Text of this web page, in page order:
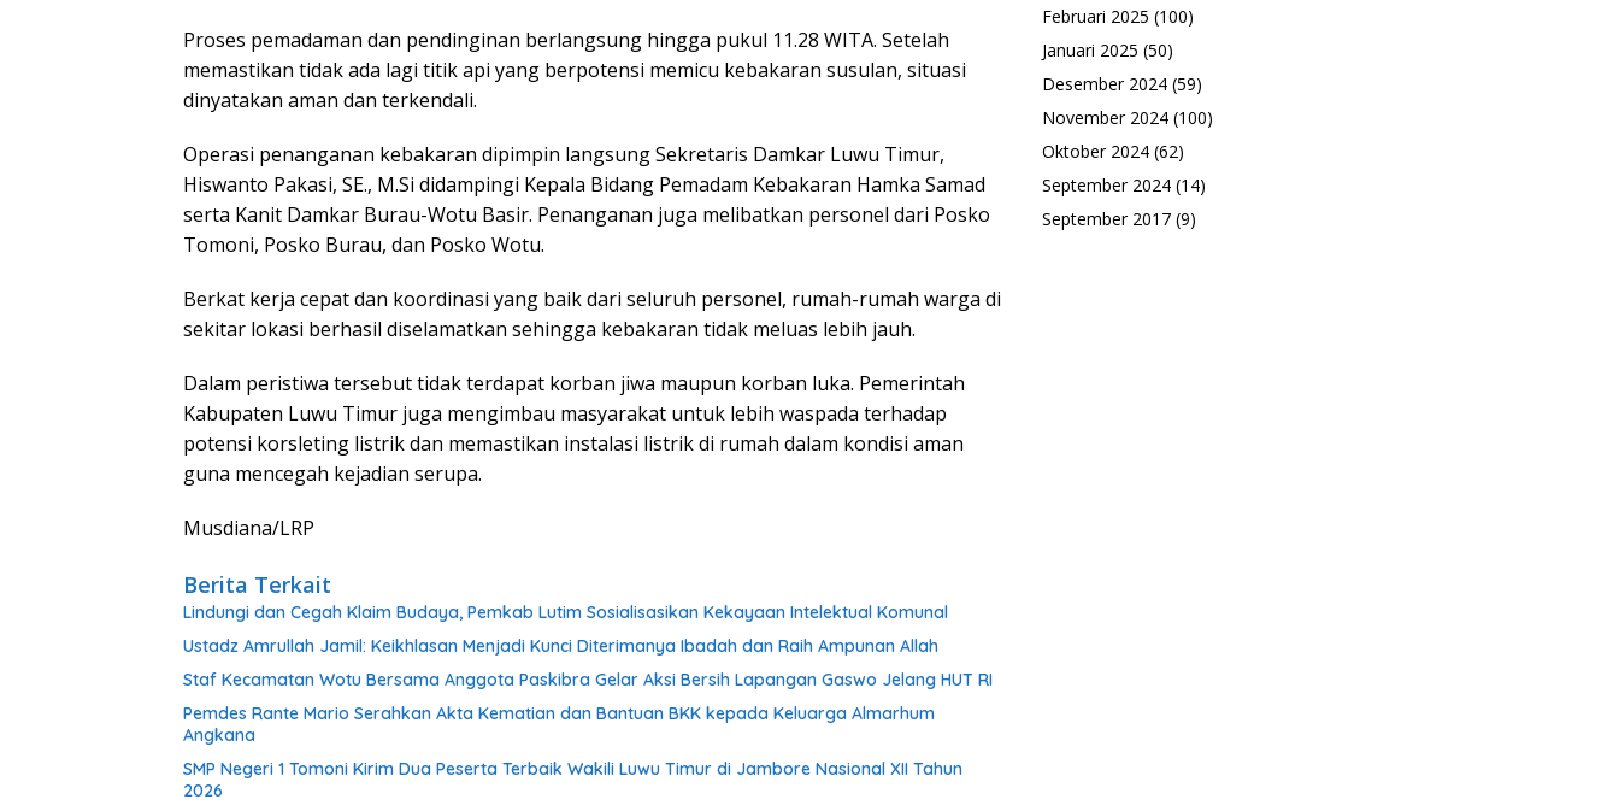
Proses pemadaman dan pendinginan berlangsung hingga pukul 11.28 WITA. Setelah
memastikan tidak ada lagi titik api yang berpotensi memicu kebakaran susulan, situasi
dinyatakan aman dan terkendali.
Operasi penanganan kebakaran dipimpin langsung Sekretaris Damkar Luwu Timur,
Hiswanto Pakasi, SE., M.Si didampingi Kepala Bidang Pemadam Kebakaran Hamka Samad
serta Kanit Damkar Burau-Wotu Basir. Penanganan juga melibatkan personel dari Posko
Tomoni, Posko Burau, dan Posko Wotu.
Berkat kerja cepat dan koordinasi yang baik dari seluruh personel, rumah-rumah warga di
sekitar lokasi berhasil diselamatkan sehingga kebakaran tidak meluas lebih jauh.
Dalam peristiwa tersebut tidak terdapat korban jiwa maupun korban luka. Pemerintah
Kabupaten Luwu Timur juga mengimbau masyarakat untuk lebih waspada terhadap
potensi korsleting listrik dan memastikan instalasi listrik di rumah dalam kondisi aman
guna mencegah kejadian serupa.
Musdiana/LRP
Berita Terkait
Lindungi dan Cegah Klaim Budaya, Pemkab Lutim Sosialisasikan Kekayaan Intelektual Komunal
Ustadz Amrullah Jamil: Keikhlasan Menjadi Kunci Diterimanya Ibadah dan Raih Ampunan Allah
Staf Kecamatan Wotu Bersama Anggota Paskibra Gelar Aksi Bersih Lapangan Gaswo Jelang HUT RI
Pemdes Rante Mario Serahkan Akta Kematian dan Bantuan BKK kepada Keluarga Almarhum
Angkana
SMP Negeri 1 Tomoni Kirim Dua Peserta Terbaik Wakili Luwu Timur di Jambore Nasional XII Tahun
2026
Februari 2025 (100)
Januari 2025 (50)
Desember 2024 (59)
November 2024 (100)
Oktober 2024 (62)
September 2024 (14)
September 2017 (9)